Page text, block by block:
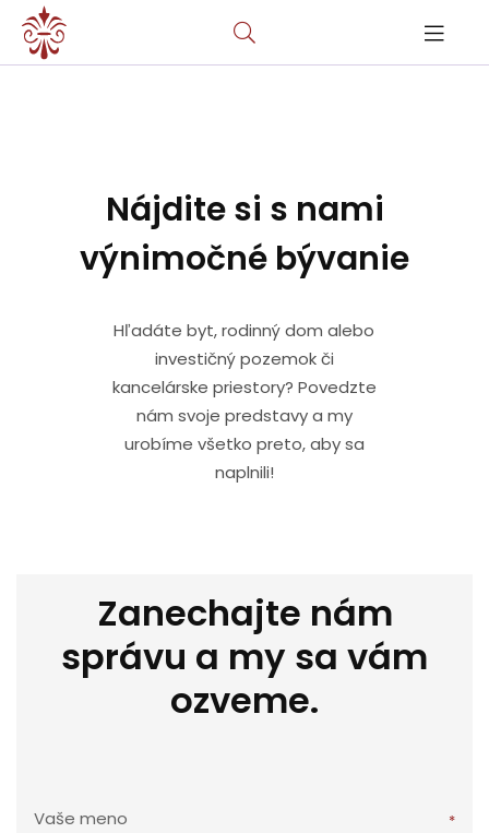
Nájdite si s nami
výnimočné bývanie
Hľadáte byt, rodinný dom alebo
investičný pozemok či
kancelárske priestory? Povedzte
nám svoje predstavy a my
urobíme všetko preto, aby sa
naplnili!
Zanechajte nám
správu a my sa vám
ozveme.
Vaše meno